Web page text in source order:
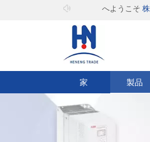
へようこそ株式会社ヒ
家 製品